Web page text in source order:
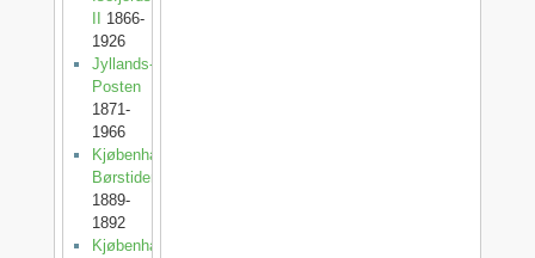
1866-
1926
Jyllands-
Posten
1871-
1966
Kjøbenhavns
Børstidende
1889-
1892
Kjøbenhavnsposten